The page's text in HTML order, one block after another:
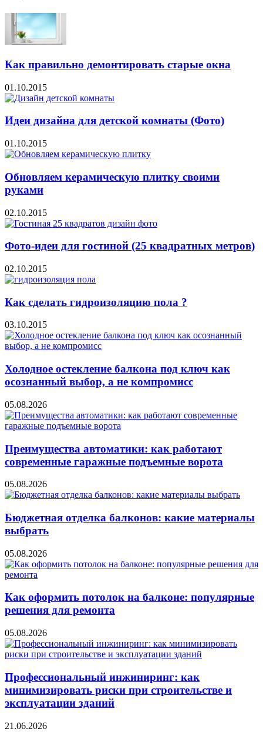
Как правильно демонтировать старые окна
01.10.2015
Идеи дизайна для детской комнаты (Фото)
01.10.2015
Обновляем керамическую плитку своими
руками
02.10.2015
Фото-идеи для гостиной (25 квадратных метров)
02.10.2015
Как сделать гидроизоляцию пола ?
03.10.2015
Холодное остекление балкона под ключ как
осознанный выбор, а не компромисс
05.08.2026
Преимущества автоматики: как работают
современные гаражные подъемные ворота
05.08.2026
Бюджетная отделка балконов: какие материалы
выбрать
05.08.2026
Как оформить потолок на балконе: популярные
решения для ремонта
05.08.2026
Профессиональный инжиниринг: как
минимизировать риски при строительстве и
эксплуатации зданий
21.06.2026